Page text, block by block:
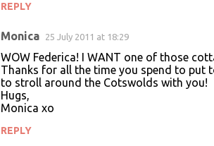
REPLY
Monica 25 July 2011 at 18:29
WOW Federica! I WANT one of those
Thanks for all the time you spend to put
to stroll around the Cotswolds with you!
Hugs,
Monica xo
REPLY